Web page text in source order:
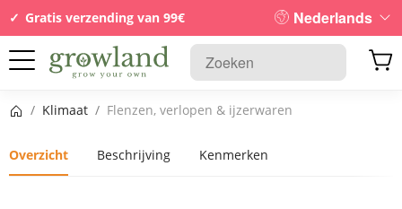
Gratis verzending van 99€ Nederlands
Startpagina
/ Klimaat / Flenzen, verlopen & ijzerwaren
Overzicht Beschrijving Kenmerken